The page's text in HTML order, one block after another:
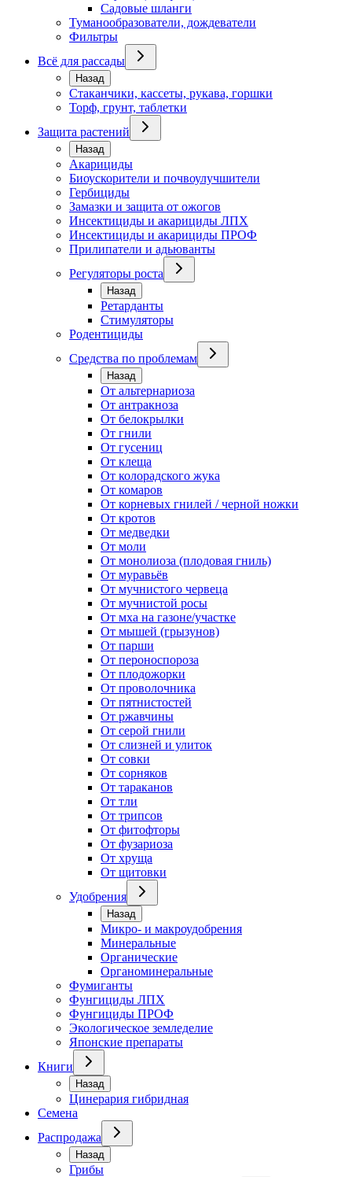
Садовые шланги
Туманообразователи, дождеватели
Фильтры
Всё для рассады
Назад
Стаканчики, кассеты, рукава, горшки
Торф, грунт, таблетки
Защита растений
Назад
Акарициды
Биоускорители и почвоулучшители
Гербициды
Замазки и защита от ожогов
Инсектициды и акарициды ЛПХ
Инсектициды и акарициды ПРОФ
Прилипатели и адьюванты
Регуляторы роста
Назад
Ретарданты
Стимуляторы
Родентициды
Средства по проблемам
Назад
От альтернариоза
От антракноза
От белокрылки
От гнили
От гусениц
От клеща
От колорадского жука
От комаров
От корневых гнилей / черной ножки
От кротов
От медведки
От моли
От монолиоза (плодовая гниль)
От муравьёв
От мучнистого червеца
От мучнистой росы
От мха на газоне/участке
От мышей (грызунов)
От парши
От пероноспороза
От плодожорки
От проволочника
От пятнистостей
От ржавчины
От серой гнили
От слизней и улиток
От совки
От сорняков
От тараканов
От тли
От трипсов
От фитофторы
От фузариоза
От хруща
От щитовки
Удобрения
Назад
Микро- и макроудобрения
Минеральные
Органические
Органоминеральные
Фумиганты
Фунгициды ЛПХ
Фунгициды ПРОФ
Экологическое земледелие
Японские препараты
Книги
Назад
Цинерария гибридная
Семена
Распродажа
Назад
Грибы